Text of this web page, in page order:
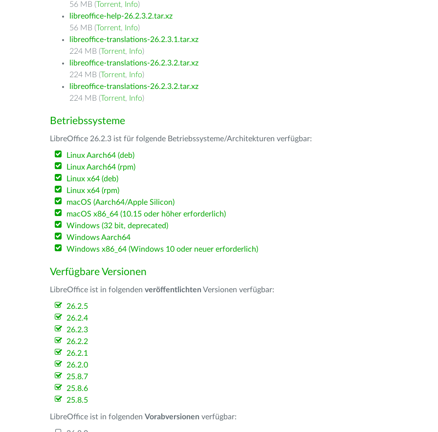
56 MB (Torrent, Info)
libreoffice-help-26.2.3.2.tar.xz
56 MB (Torrent, Info)
libreoffice-translations-26.2.3.1.tar.xz
224 MB (Torrent, Info)
libreoffice-translations-26.2.3.2.tar.xz
224 MB (Torrent, Info)
libreoffice-translations-26.2.3.2.tar.xz
224 MB (Torrent, Info)
Betriebssysteme
LibreOffice 26.2.3 ist für folgende Betriebssysteme/Architekturen verfügbar:
Linux Aarch64 (deb)
Linux Aarch64 (rpm)
Linux x64 (deb)
Linux x64 (rpm)
macOS (Aarch64/Apple Silicon)
macOS x86_64 (10.15 oder höher erforderlich)
Windows (32 bit, deprecated)
Windows Aarch64
Windows x86_64 (Windows 10 oder neuer erforderlich)
Verfügbare Versionen
LibreOffice ist in folgenden veröffentlichten Versionen verfügbar:
26.2.5
26.2.4
26.2.3
26.2.2
26.2.1
26.2.0
25.8.7
25.8.6
25.8.5
LibreOffice ist in folgenden Vorabversionen verfügbar: